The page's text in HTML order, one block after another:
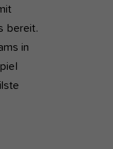
bereit.
in